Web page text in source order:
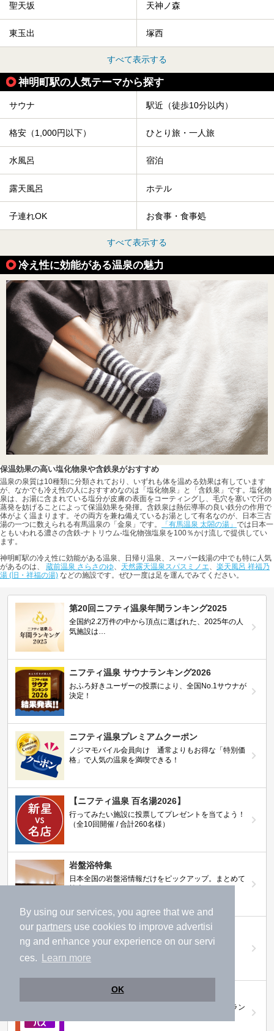
By using our services, you agree that we and
our partners use cookies to improve advertisi
ng and enhance your experience on our servi
ces.
Learn more
OK
聖天坂 天神ノ森
東玉出 塚西
すべて表示する
神明町駅の人気テーマから探す
サウナ 駅近（徒歩10分以内）
格安（1,000円以下） ひとり旅・一人旅
水風呂 宿泊
露天風呂 ホテル
子連れOK お食事・食事処
すべて表示する
冷え性に効能がある温泉の魅力
保温効果の高い塩化物泉や含鉄泉がおすすめ
温泉の泉質は10種類に分類されており、いずれも体を温める効果は有しています
が、なかでも冷え性の人におすすめなのは「塩化物泉」と「含鉄泉」です。塩化物
泉は、お湯に含まれている塩分が皮膚の表面をコーティングし、毛穴を塞いで汗の
蒸発を妨げることによって保温効果を発揮。含鉄泉は熱伝導率の良い鉄分の作用で
体がよく温まります。その両方を兼ね備えているお湯として有名なのが、日本三古
湯の一つに数えられる有馬温泉の「金泉」です。
「有馬温泉 太閤の湯」 では日本一
ともいわれる濃さの含鉄-ナトリウム-塩化物強塩泉を100％かけ流しで提供してい
ます。
神明町駅の冷え性に効能がある温泉、日帰り温泉、スーパー銭湯の中でも特に人気
があるのは、 蔵前温泉 さらさのゆ、 天然露天温泉スパスミノエ、 楽天風呂 祥福乃
湯 (旧・祥福の湯) などの施設です。ぜひ一度は足を運んでみてください。
第20回ニフティ温泉年間ランキング2025
全国約2.2万件の中から頂点に選ばれた、2025年の人
気施設は…
ニフティ温泉 サウナランキング2026
おふろ好きユーザーの投票により、全国No.1サウナが
決定！
ニフティ温泉プレミアムクーポン
ノジマモバイル会員向け 通常よりもお得な「特別価
格」で人気の温泉を満喫できる！
【ニフティ温泉 百名湯2026】
行ってみたい施設に投票してプレゼントを当てよう！
（全10回開催 / 合計260名様）
岩盤浴特集
日本全国の岩盤浴情報だけをピックアップ。まとめて
ニフティ温泉ニュース
温泉にもっと行きたくなる！お得な情報を掲載中
ニフティ温泉 おふろパス
温浴施設をお得に楽しめるサブスクリプションプラン